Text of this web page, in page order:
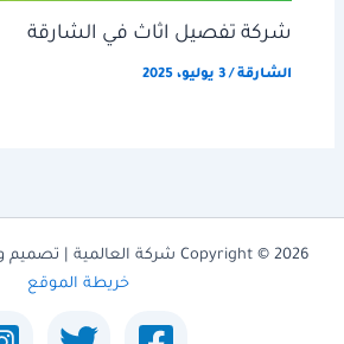
شركة تفصيل اثاث في الشارقة
الشارقة/3 يوليو، 2025
Copyright © 2026 شركة العالمية | تصميم وتطوير شركة
خريطة الموقع